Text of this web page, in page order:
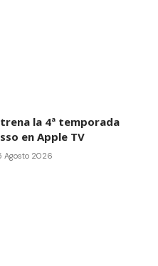
la 4ª temporada
en Apple TV
Agosto 2026